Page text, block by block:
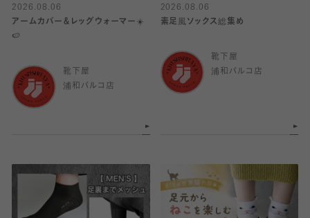
2026.08.06
アームカバー＆レッグウォーマー☀️
🍉
靴下屋
浦和パルコ店
2026.08.06
素足風ソックス総集め
靴下屋
浦和パルコ店